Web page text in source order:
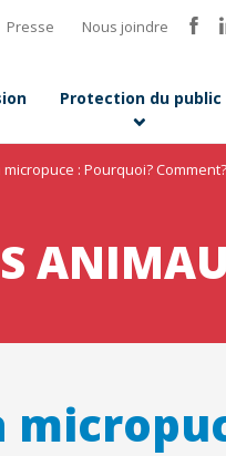
Presse Nous joindre
Protection du public
micropuce : Pourquoi?